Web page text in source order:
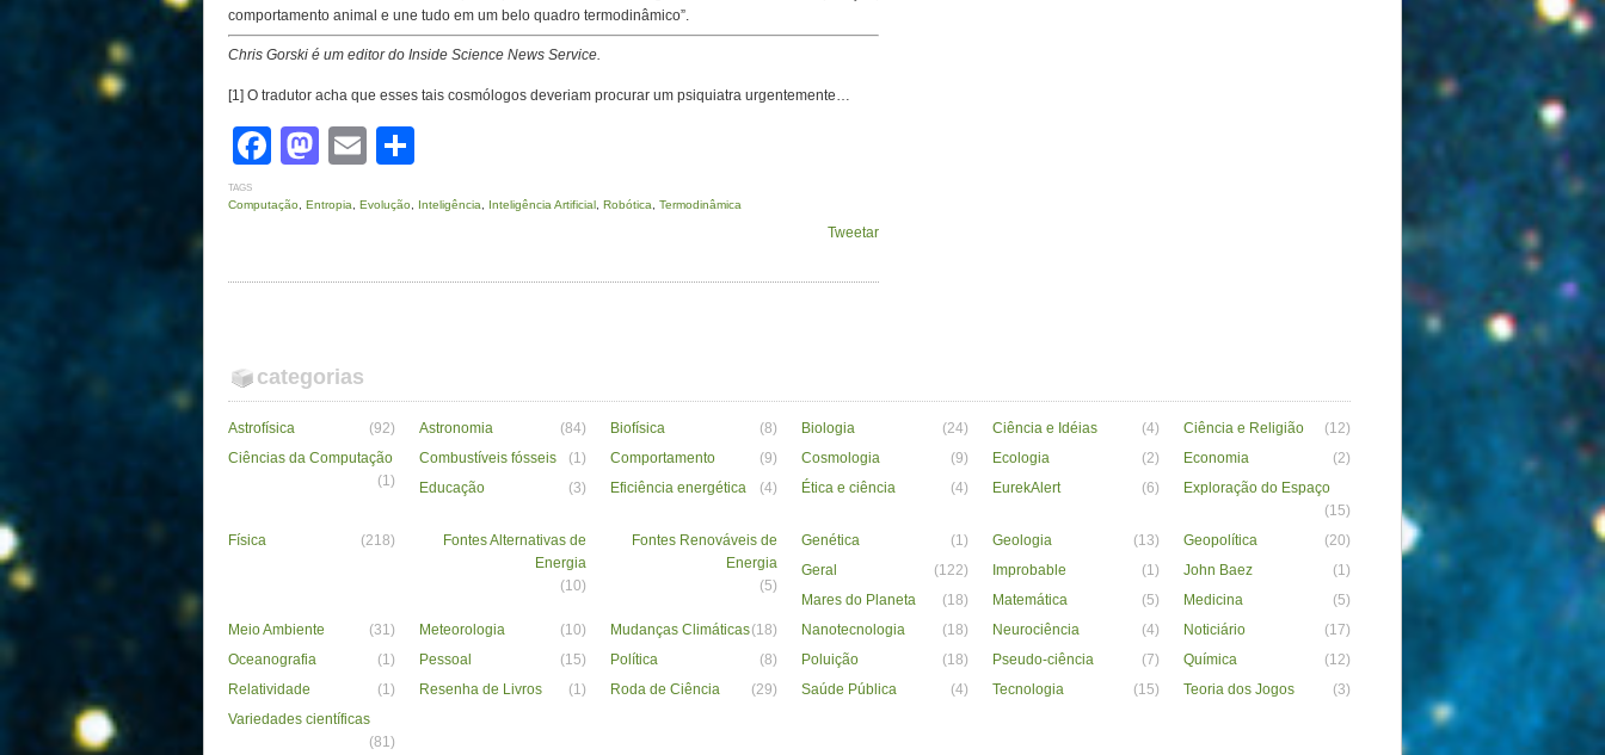
comportamento animal e une tudo em um belo quadro termodinâmico”.
Chris Gorski é um editor do Inside Science News Service.
[1] O tradutor acha que esses tais cosmólogos deveriam procurar um psiquiatra urgentemente…
Facebook
Mastodon
Email
TAGS
Computação Entropia Evolução Inteligência Inteligência Artificial Robótica Termodinâmica
Tweetar
categorias
Astrofísica (92) Astronomia (84) Biofísica (8) Biologia (24) Ciência e Idéias (4) Ciência e Religião
(12)
Ciências da Computação
(1)
Combustíveis fósseis (1) Comportamento (9) Cosmologia (9) Ecologia (2) Economia
(2)
Educação
(3) Eficiência energética (4) Ética e ciência (4) EurekAlert (6)
Exploração do Espaço
(15)
Física
(218)
Fontes Alternativas de
Energia
(10)
Fontes Renováveis de
Energia
(5)
Genética (1) Geologia (13) Geopolítica
(20)
Geral
(122) Improbable (1) John Baez
(1)
Mares do Planeta
(18) Matemática (5) Medicina
(5)
Meio Ambiente
(31) Meteorologia (10) Mudanças Climáticas(18) Nanotecnologia (18) Neurociência (4) Noticiário
(17)
Oceanografia
(1) Pessoal (15) Política (8) Poluição (18) Pseudo-ciência (7) Química
(12)
Relatividade
(1) Resenha de Livros (1) Roda de Ciência (29) Saúde Pública (4) Tecnologia (15) Teoria dos Jogos
(3)
Variedades científicas
(81)